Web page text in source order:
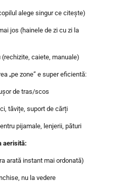
alege singur ce citește)
jos (hainele de zi cu zi la
caiete, manuale)
„pe zone” e super eficientă:
de tras/scos
tăvițe, suport de cărți
pijamale, lenjerii, pături
aerisită:
arată instant mai ordonată)
nu la vedere